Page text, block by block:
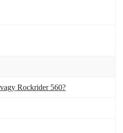
Rockrider 560?